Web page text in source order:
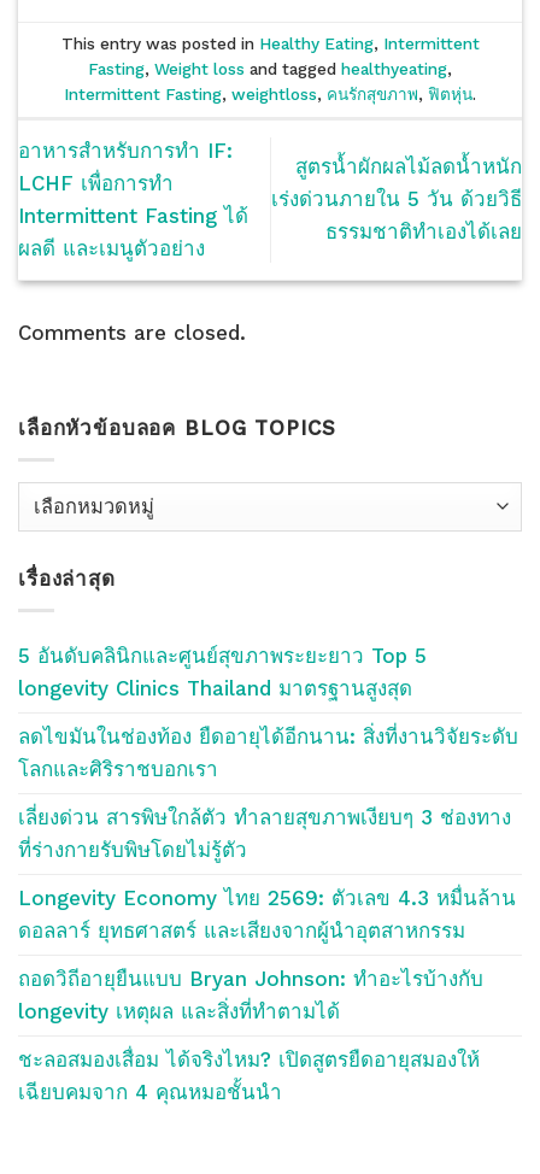
This entry was posted in Healthy Eating, Intermittent
Fasting, Weight loss and tagged healthyeating,
Intermittent Fasting, weightloss, คนรักสุขภาพ, ฟิตหุ่น.
อาหารสำหรับการทำ IF:
LCHF เพื่อการทำ
Intermittent Fasting ได้
ผลดี และเมนูตัวอย่าง
สูตรน้ำผักผลไม้ลดน้ำหนัก
เร่งด่วนภายใน 5 วัน ด้วยวิธี
ธรรมชาติทำเองได้เลย
Comments are closed.
เลือกหัวข้อบลอค BLOG TOPICS
เลือก
บลอค
Blog
เรื่องล่าสุด
5 อันดับคลินิกและศูนย์สุขภาพระยะยาว Top 5
longevity Clinics Thailand มาตรฐานสูงสุด
ลดไขมันในช่องท้อง ยืดอายุได้อีกนาน: สิ่งที่งานวิจัยระดับ
โลกและศิริราชบอกเรา
เลี่ยงด่วน สารพิษใกล้ตัว ทำลายสุขภาพเงียบๆ 3 ช่องทาง
ที่ร่างกายรับพิษโดยไม่รู้ตัว
Longevity Economy ไทย 2569: ตัวเลข 4.3 หมื่นล้าน
ดอลลาร์ ยุทธศาสตร์ และเสียงจากผู้นำอุตสาหกรรม
ถอดวิถีอายุยืนแบบ Bryan Johnson: ทำอะไรบ้างกับ
longevity เหตุผล และสิ่งที่ทำตามได้
ชะลอสมองเสื่อม ได้จริงไหม? เปิดสูตรยืดอายุสมองให้
เฉียบคมจาก 4 คุณหมอชั้นนำ